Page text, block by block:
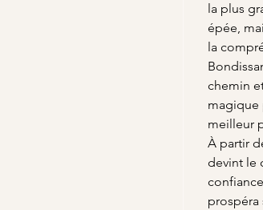
la plus
épée,
la
chemin
magique
meilleur
À partir
devint le
prospéra